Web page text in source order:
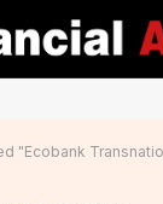
"Ecobank